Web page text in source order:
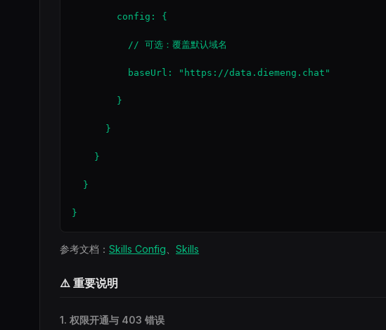
        config: {
          // 可选：覆盖默认域名
          baseUrl: "https://data.diemeng.chat"
        }
      }
    }
  }
}
参考文档： Skills Config Skills
⚠️ 重要说明
1. 权限开通与 403 错误